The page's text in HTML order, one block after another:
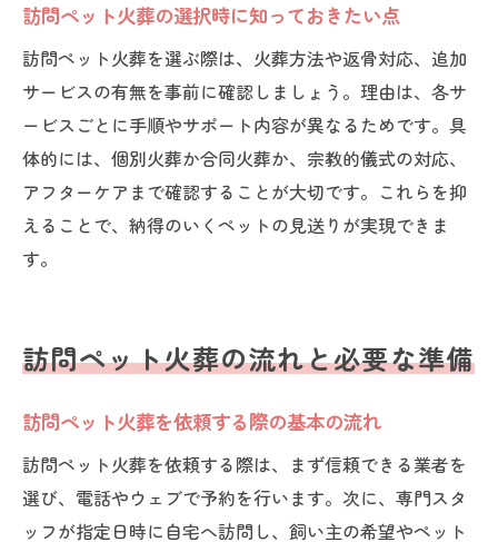
訪問ペット火葬の選択時に知っておきたい点
訪問ペット火葬を選ぶ際は、火葬方法や返骨対応、追加
サービスの有無を事前に確認しましょう。理由は、各サ
ービスごとに手順やサポート内容が異なるためです。具
体的には、個別火葬か合同火葬か、宗教的儀式の対応、
アフターケアまで確認することが大切です。これらを抑
えることで、納得のいくペットの見送りが実現できま
す。
訪問ペット火葬の流れと必要な準備
訪問ペット火葬を依頼する際の基本の流れ
訪問ペット火葬を依頼する際は、まず信頼できる業者を
選び、電話やウェブで予約を行います。次に、専門スタ
ッフが指定日時に自宅へ訪問し、飼い主の希望やペット